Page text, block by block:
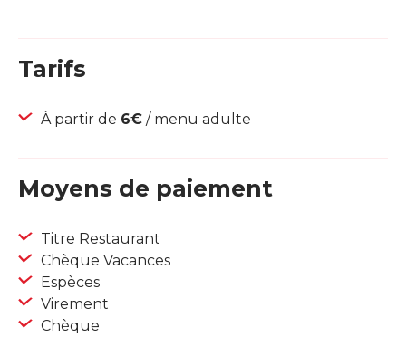
Tarifs
À partir de 6€ / menu adulte
Moyens de paiement
Titre Restaurant
Chèque Vacances
Espèces
Virement
Chèque